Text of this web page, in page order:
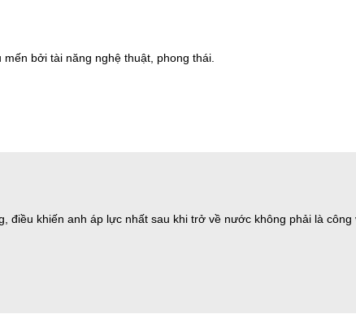
bởi tài năng nghệ thuật, phong thái.
khiến anh áp lực nhất sau khi trở về nước không phải là công